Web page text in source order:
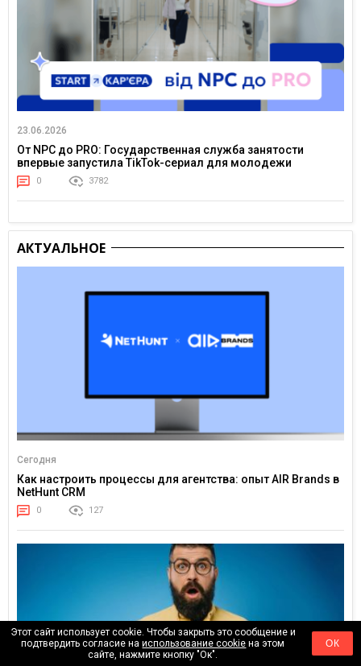
23.06.2026
От NPC до PRO: Государственная служба занятости
впервые запустила TikTok-сериал для молодежи
0 3782
АКТУАЛЬНОЕ
Сегодня
Как настроить процессы для агентства: опыт AIR Brands в
NetHunt CRM
0 127
Этот сайт использует cookie. Чтобы закрыть это сообщение и
подтвердить согласие наиспользование cookie на этом
сайте, нажмите кнопку "Ок".
ОК